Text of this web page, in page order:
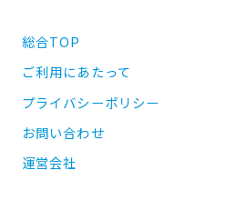
総合TOP
ご利用にあたって
プライバシーポリシー
お問い合わせ
運営会社